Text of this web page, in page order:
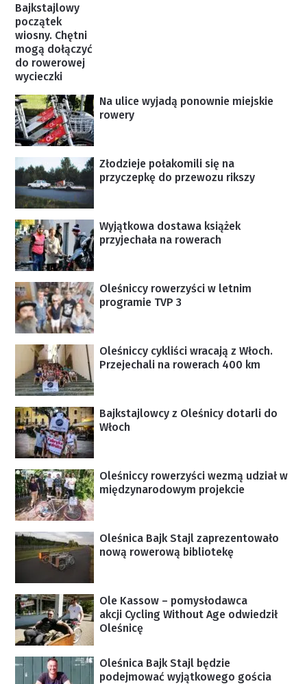
Bajkstajlowy
początek
wiosny. Chętni
mogą dołączyć
do rowerowej
wycieczki
Na ulice wyjadą ponownie miejskie
rowery
Złodzieje połakomili się na
przyczepkę do przewozu rikszy
Wyjątkowa dostawa książek
przyjechała na rowerach
Oleśniccy rowerzyści w letnim
programie TVP 3
Oleśniccy cykliści wracają z Włoch.
Przejechali na rowerach 400 km
Bajkstajlowcy z Oleśnicy dotarli do
Włoch
Oleśniccy rowerzyści wezmą udział w
międzynarodowym projekcie
Oleśnica Bajk Stajl zaprezentowało
nową rowerową bibliotekę
Ole Kassow – pomysłodawca
akcji Cycling Without Age odwiedził
Oleśnicę
Oleśnica Bajk Stajl będzie
podejmować wyjątkowego gościa